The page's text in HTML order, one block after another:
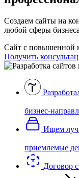
Создаем сайты на
любой сферы бизнеса
Сайт с повышенной
Получить
бизнес-
Ищем
приемлемые
Договор